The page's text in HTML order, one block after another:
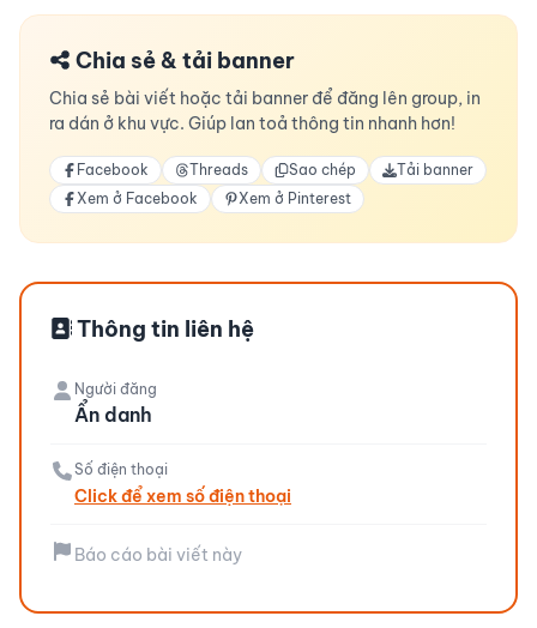
Chia sẻ & tải banner
Chia sẻ bài viết hoặc tải banner để đăng lên group, in
ra dán ở khu vực. Giúp lan toả thông tin nhanh hơn!
Facebook Threads Sao chép
Tải banner
Xem ở Facebook
Xem ở Pinterest
Thông tin liên hệ
Người đăng
Ẩn danh
Số điện thoại
Click để xem số điện thoại
Báo cáo bài viết này